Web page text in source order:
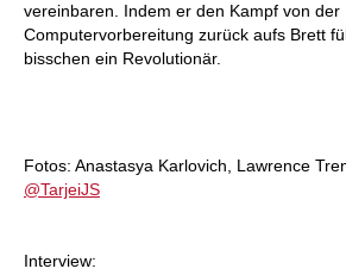
vereinbaren. Indem er den Kampf von der
Computervorbereitung zurück aufs Brett
bisschen ein Revolutionär.
Fotos: Anastasya Karlovich, Lawrence
‏@TarjeiJS
Interview: